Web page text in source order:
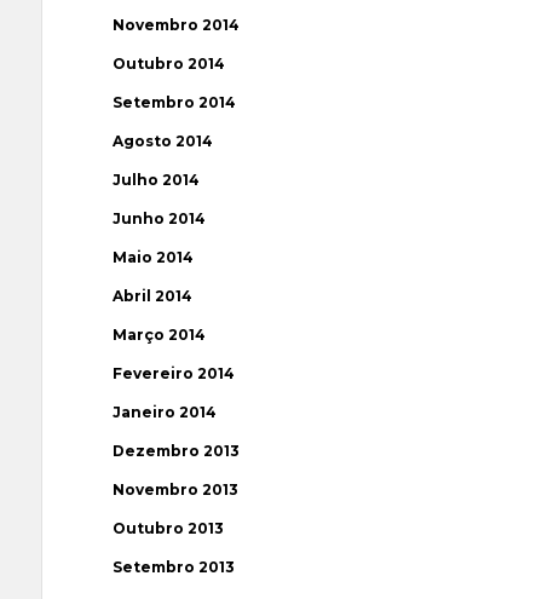
Novembro 2014
Outubro 2014
Setembro 2014
Agosto 2014
Julho 2014
Junho 2014
Maio 2014
Abril 2014
Março 2014
Fevereiro 2014
Janeiro 2014
Dezembro 2013
Novembro 2013
Outubro 2013
Setembro 2013